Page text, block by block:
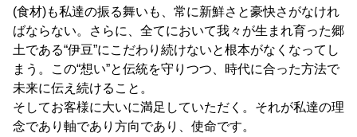
(食材)も私達の振る舞いも、常に新鮮さと豪快さがなけれ
ばならない。さらに、全てにおいて我々が生まれ育った郷
土である“伊豆”にこだわり続けないと根本がなくなってし
まう。この“想い”と伝統を守りつつ、時代に合った方法で
未来に伝え続けること。
そしてお客様に大いに満足していただく。それが私達の理
念であり軸であり方向であり、使命です。